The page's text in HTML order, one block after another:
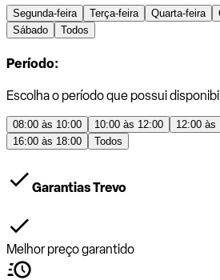
Segunda-feira Terça-feira Quarta-feira
Sábado
Todos
Período:
Escolha o período que possui
08:00 às 10:00 10:00 às 12:00 12:00 às
16:00 às 18:00
Todos
Garantias Trevo
Melhor preço garantido